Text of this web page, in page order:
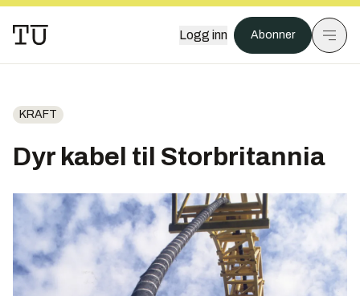
Logg inn Abonner
KRAFT
Dyr kabel til Storbritannia